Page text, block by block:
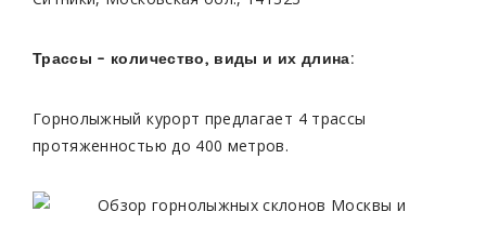
Трассы – количество, виды и их длина:
Горнолыжный курорт предлагает 4 трассы
протяженностью до 400 метров.